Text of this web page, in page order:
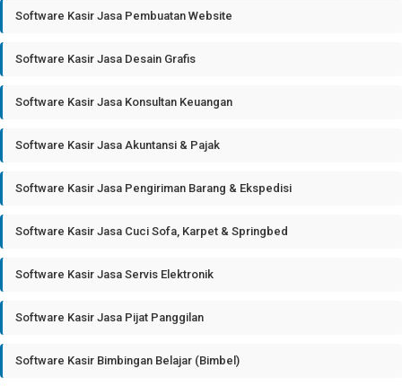
Software Kasir Jasa Pembuatan Website
Software Kasir Jasa Desain Grafis
Software Kasir Jasa Konsultan Keuangan
Software Kasir Jasa Akuntansi & Pajak
Software Kasir Jasa Pengiriman Barang & Ekspedisi
Software Kasir Jasa Cuci Sofa, Karpet & Springbed
Software Kasir Jasa Servis Elektronik
Software Kasir Jasa Pijat Panggilan
Software Kasir Bimbingan Belajar (Bimbel)